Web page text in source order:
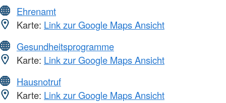
Ehrenamt
Karte: Link zur Google Maps Ansicht
Gesundheitsprogramme
Karte: Link zur Google Maps Ansicht
Hausnotruf
Karte: Link zur Google Maps Ansicht